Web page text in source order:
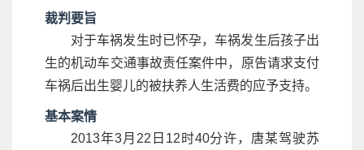
裁判要旨
对于车祸发生时已怀孕，车祸发生后孩子出
生的机动车交通事故责任案件中，原告请求支付
车祸后出生婴儿的被扶养人生活费的应予支持。
基本案情
2013年3月22日12时40分许，唐某驾驶苏